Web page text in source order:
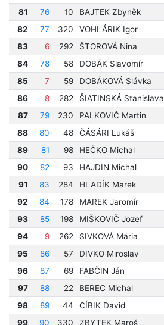
81
76 10 BAJTEK Zbyněk
82
77 320 VOHLÁRIK Igor
83
6 292 ŠTOROVÁ Nina
84
78 58 DOBÁK Slavomír
85
7 59 DOBÁKOVÁ Slávka
86
8 282 ŠIATINSKÁ Stanislava
87
79 230 PALKOVIČ Martin
88
80 48 ČÁSÁRI Lukáš
89
81 98 HEČKO Michal
90
82 93 HAJDIN Michal
91
83 284 HLADÍK Marek
92
84 178 MAREK Jaromír
93
85 198 MIŠKOVIČ Jozef
94
9 262 SIVKOVÁ Mária
95
86 57 DIVKO Miroslav
96
87 69 FABČIN Ján
97
88 22 BEREC Michal
98
89 44 CÍBIK David
99
90 330 ZBYTEK Maroš